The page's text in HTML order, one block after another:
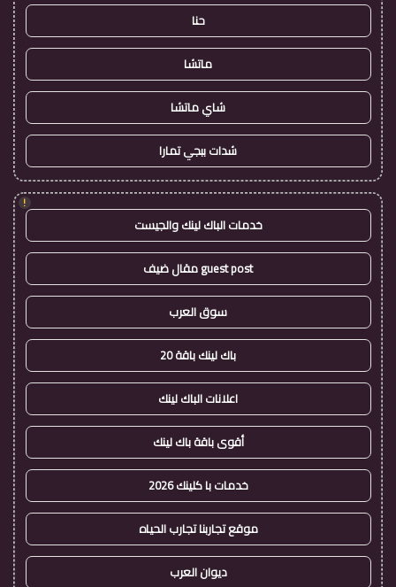
حنا
ماتشا
شاي ماتشا
شدات ببجي تمارا
!
خدمات الباك لينك والجيست
guest post مقال ضيف
سوق العرب
باك لينك باقة 20
اعلانات الباك لينك
أقوى باقة باك لينك
خدمات با كلينك 2026
موقع تجاربنا تجارب الحياه
ديوان العرب